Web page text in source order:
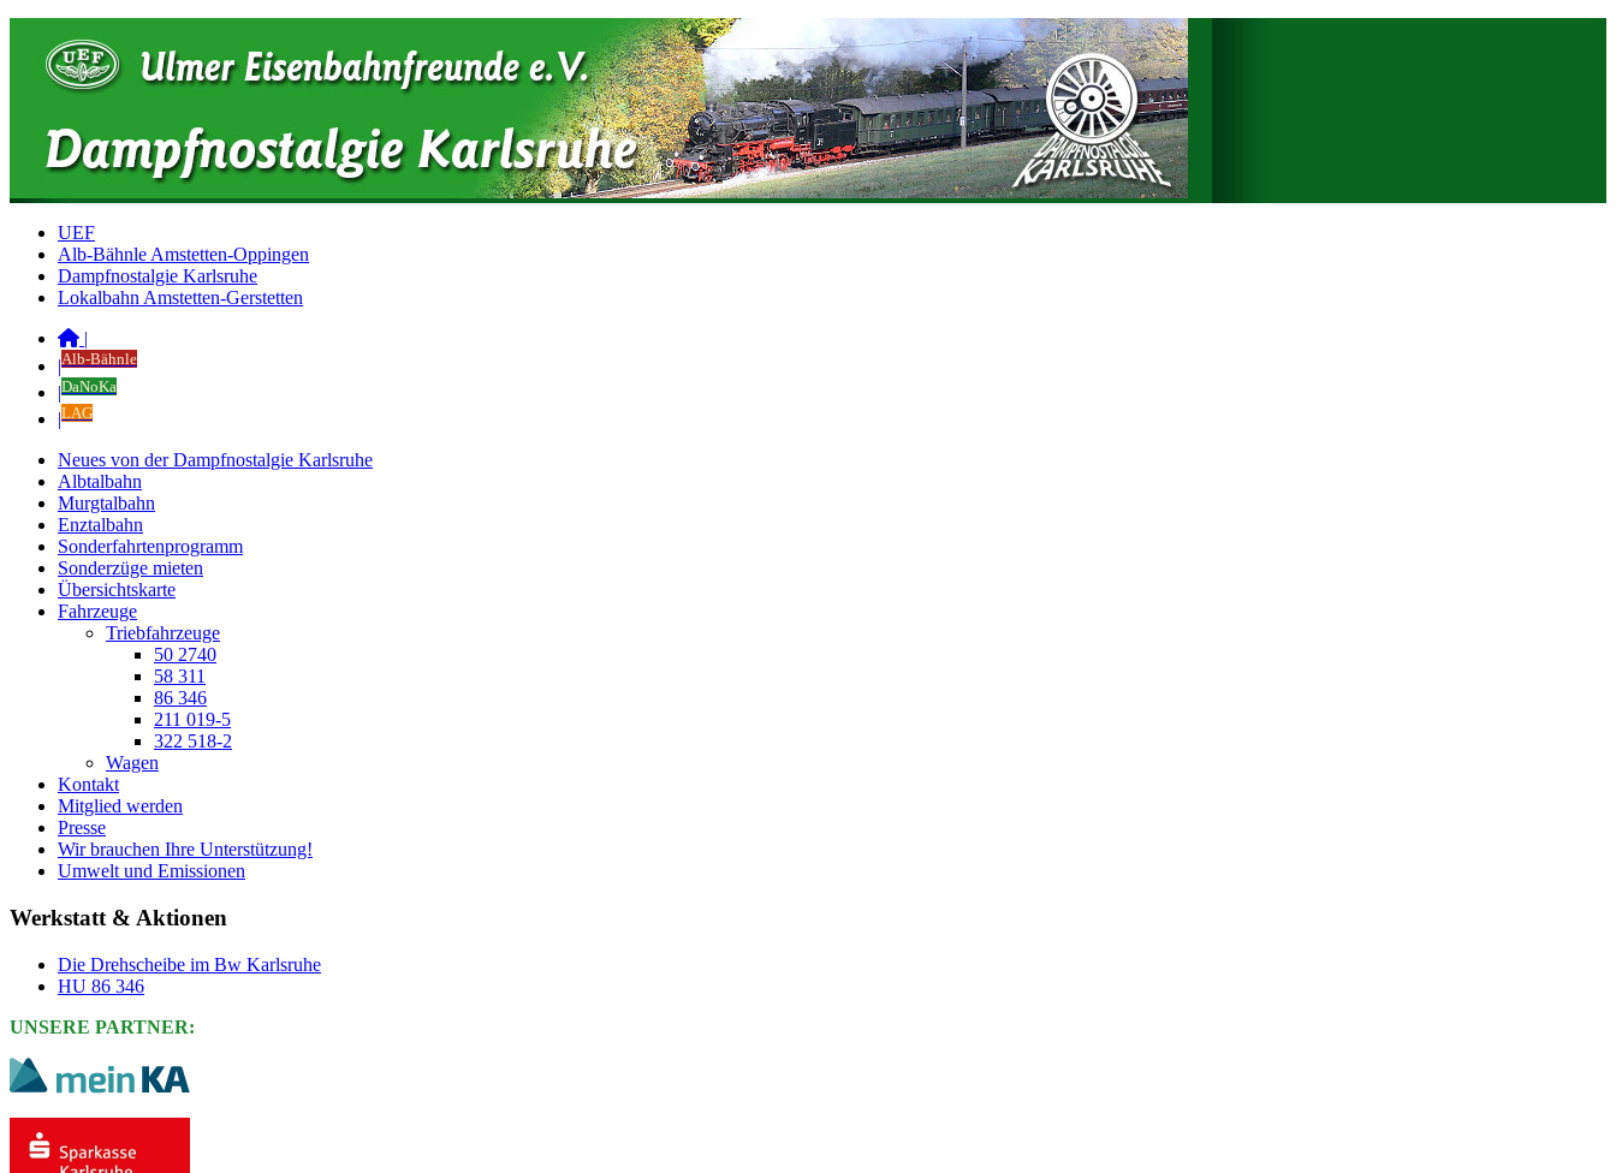
UEF
Alb-Bähnle Amstetten-Oppingen
Dampfnostalgie Karlsruhe
Lokalbahn Amstetten-Gerstetten
|
|Alb-Bähnle
|DaNoKa
|LAG
Neues von der Dampfnostalgie Karlsruhe
Albtalbahn
Murgtalbahn
Enztalbahn
Sonderfahrtenprogramm
Sonderzüge mieten
Übersichtskarte
Fahrzeuge
Triebfahrzeuge
50 2740
58 311
86 346
211 019-5
322 518-2
Wagen
Kontakt
Mitglied werden
Presse
Wir brauchen Ihre Unterstützung!
Umwelt und Emissionen
Werkstatt & Aktionen
Die Drehscheibe im Bw Karlsruhe
HU 86 346
UNSERE PARTNER: